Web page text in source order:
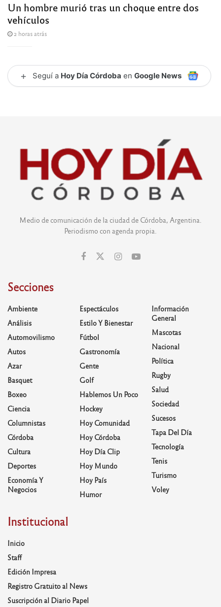
Un hombre murió tras un choque entre dos
vehículos
2 horas atrás
+ Seguí a Hoy Día Córdoba en Google News
Medio de comunicación de la ciudad de Córdoba, Argentina.
Periodismo con agenda propia.
Secciones
Ambiente
Análisis
Automovilismo
Autos
Azar
Basquet
Boxeo
Ciencia
Columnistas
Córdoba
Cultura
Deportes
Economía Y
Negocios
Espectáculos
Estilo Y Bienestar
Fútbol
Gastronomía
Gente
Golf
Hablemos Un Poco
Hockey
Hoy Comunidad
Hoy Córdoba
Hoy Día Clip
Hoy Mundo
Hoy País
Humor
Información
General
Mascotas
Nacional
Política
Rugby
Salud
Sociedad
Sucesos
Tapa Del Día
Tecnología
Tenis
Turismo
Voley
Institucional
Inicio
Staff
Edición Impresa
Registro Gratuito al News
Suscripción al Diario Papel